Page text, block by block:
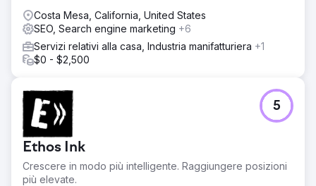
Costa Mesa, California, United States
SEO, Search engine marketing +6
Servizi relativi alla casa, Industria manifatturiera +1
$0 - $2,500
Ethos Ink
Crescere in modo più intelligente. Raggiungere posizioni
più elevate.
5